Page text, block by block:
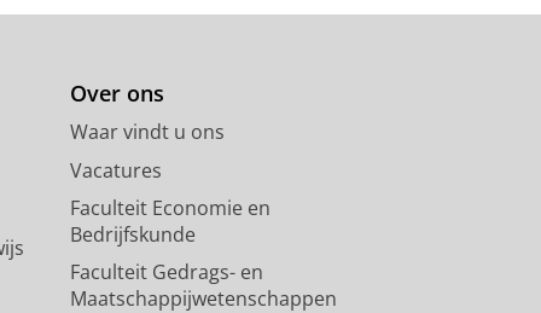
Over ons
Waar vindt u ons
Vacatures
Faculteit Economie en
Bedrijfskunde
Faculteit Gedrags- en
Maatschappijwetenschappen